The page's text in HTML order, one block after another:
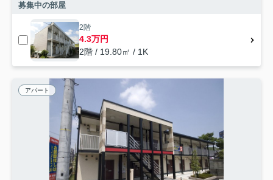
募集中の部屋
2階
4.3万円
2階 / 19.80㎡ / 1K
アパート